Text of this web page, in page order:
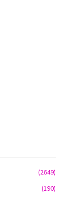
(2649)
(190)